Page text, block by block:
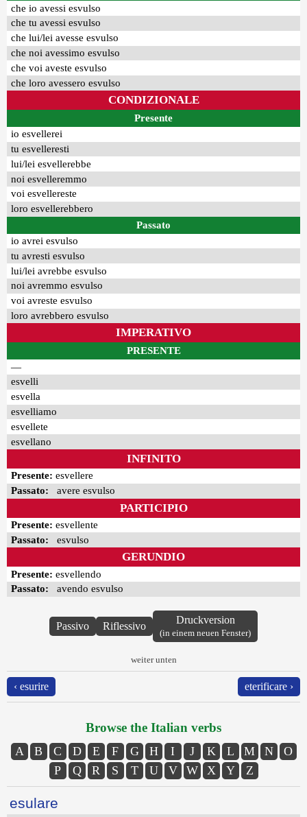
che io avessi esvulso
che tu avessi esvulso
che lui/lei avesse esvulso
che noi avessimo esvulso
che voi aveste esvulso
che loro avessero esvulso
CONDIZIONALE
Presente
io esvellerei
tu esvelleresti
lui/lei esvellerebbe
noi esvelleremmo
voi esvellereste
loro esvellerebbero
Passato
io avrei esvulso
tu avresti esvulso
lui/lei avrebbe esvulso
noi avremmo esvulso
voi avreste esvulso
loro avrebbero esvulso
IMPERATIVO
PRESENTE
—
esvelli
esvella
esvelliamo
esvellete
esvellano
INFINITO
Presente: esvellere
Passato: avere esvulso
PARTICIPIO
Presente: esvellente
Passato: esvulso
GERUNDIO
Presente: esvellendo
Passato: avendo esvulso
Passivo Riflessivo
Druckversion
(in einem neuen Fenster)
weiter unten
‹ esurire eterificare ›
Browse the Italian verbs
A B C D E F G H I J K L M N
O
P
Q R S T U V W X Y Z
esulare